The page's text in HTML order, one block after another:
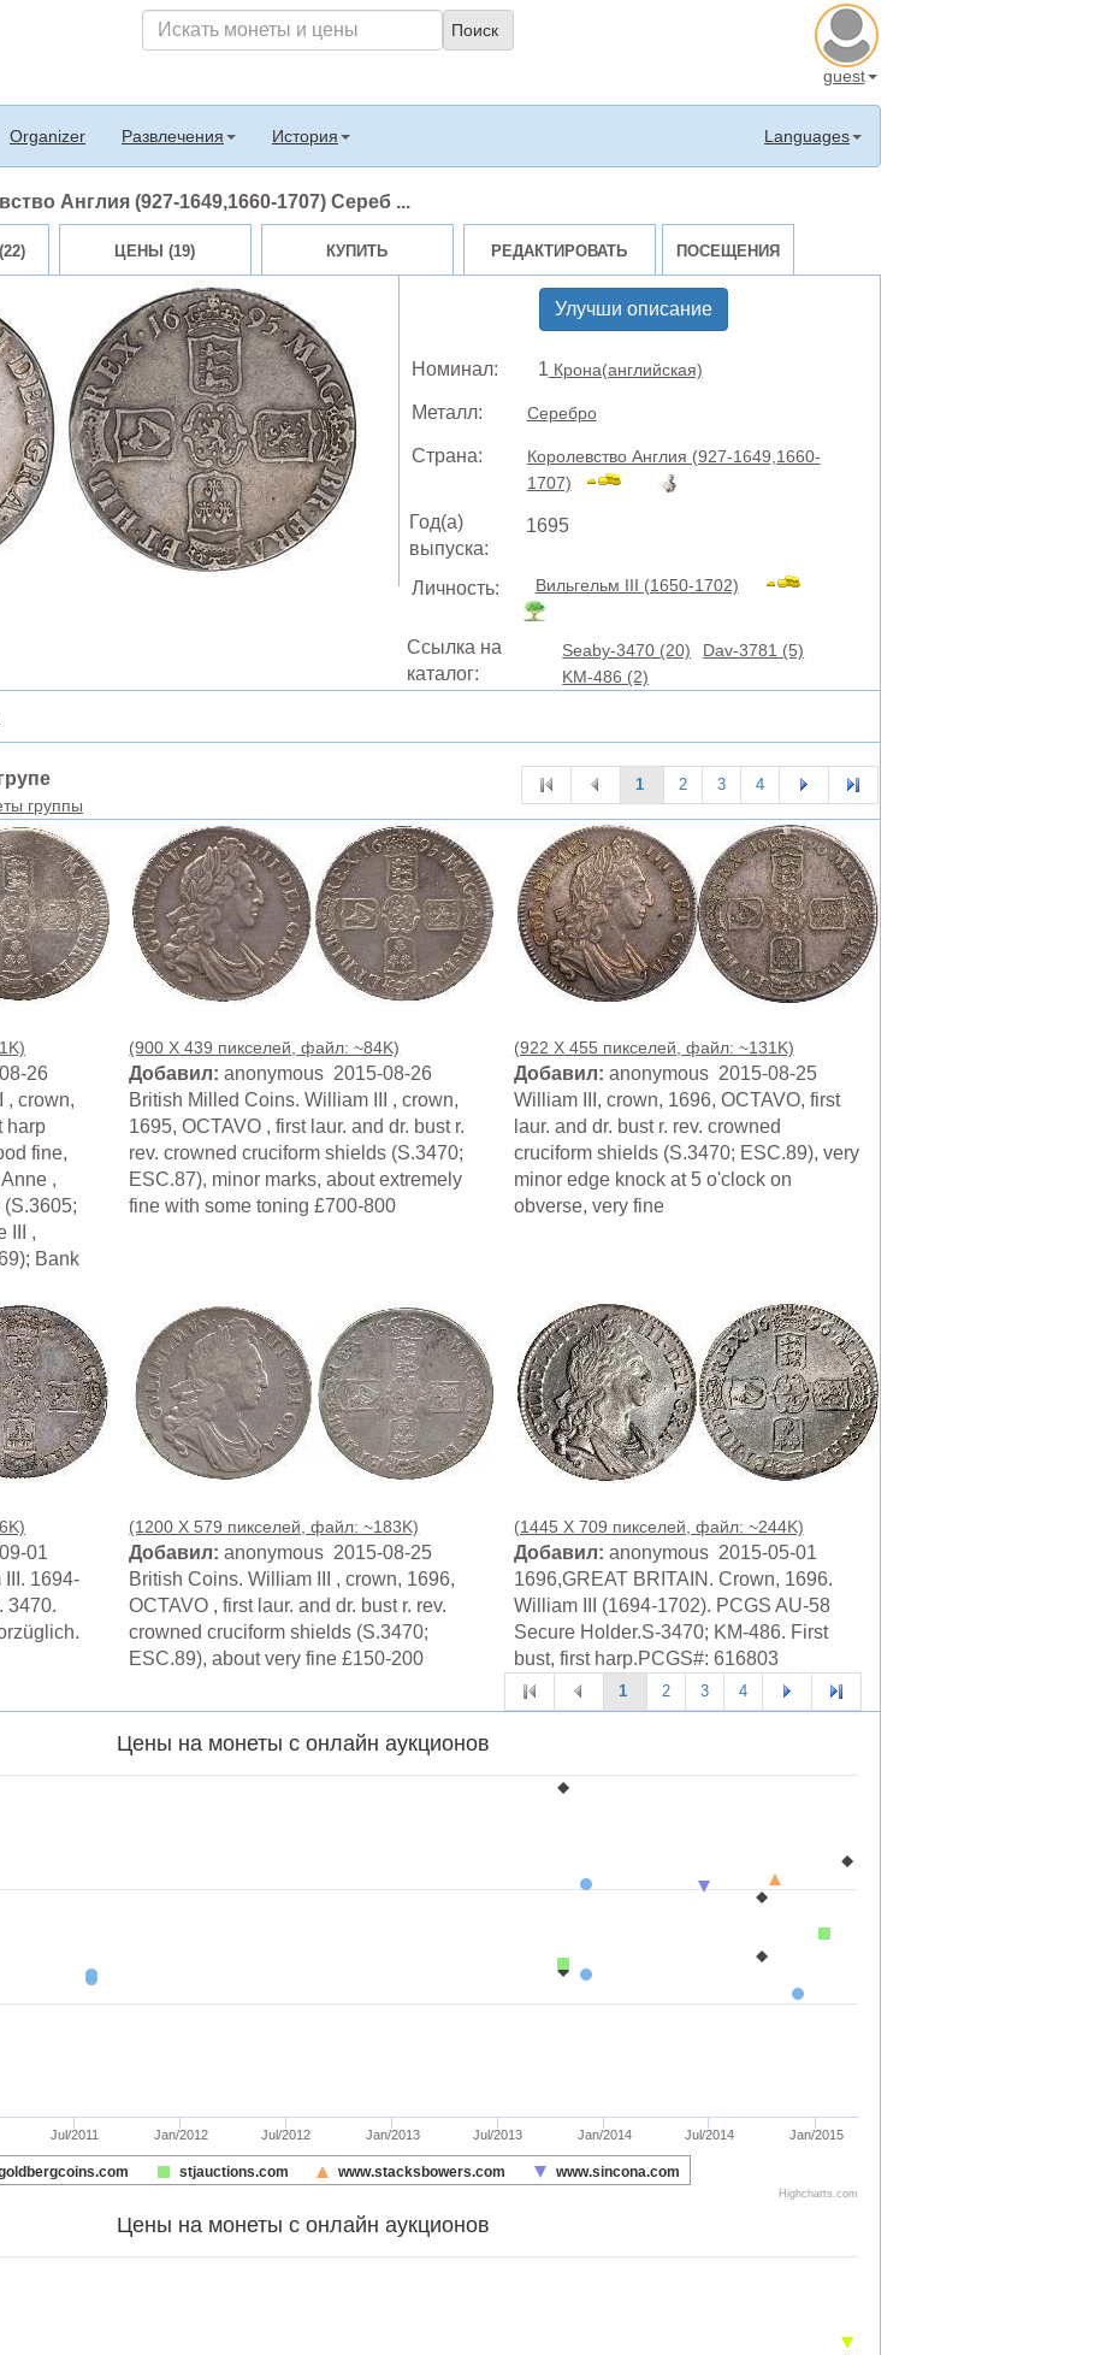
guest
Organizer Развлечения История Languages
Англия (927-1649,1660-1707) Сереб ...
ЦЕНЫ (19) КУПИТЬ РЕДАКТИРОВАТЬ ПОСЕЩЕНИЯ
Улучши описание
Номинал: 1 Крона(английская)
Металл: Серебро
Страна:
Королевство Англия (927-1649,1660-
1707)
Год(а)
выпуска:
1695
Личность: Вильгельм III (1650-1702)
Ссылка на
каталог:
Seaby-3470 (20)
Dav-3781 (5)
KM-486 (2)
группы
1 2 3 4
26
, crown,
harp
fine,
,
III ,
Bank
(900 X 439 пикселей, файл: ~84K)
Добавил: anonymous 2015-08-26
British Milled Coins. William III , crown,
1695, OCTAVO , first laur. and dr. bust r.
rev. crowned cruciform shields (S.3470;
ESC.87), minor marks, about extremely
fine with some toning £700-800
(922 X 455 пикселей, файл: ~131K)
Добавил: anonymous 2015-08-25
William III, crown, 1696, OCTAVO, first
laur. and dr. bust r. rev. crowned
cruciform shields (S.3470; ESC.89), very
minor edge knock at 5 o'clock on
obverse, very fine
01
1694-
3470.
(1200 X 579 пикселей, файл: ~183K)
Добавил: anonymous 2015-08-25
British Coins. William III , crown, 1696,
OCTAVO , first laur. and dr. bust r. rev.
crowned cruciform shields (S.3470;
ESC.89), about very fine £150-200
(1445 X 709 пикселей, файл: ~244K)
Добавил: anonymous 2015-05-01
1696,GREAT BRITAIN. Crown, 1696.
William III (1694-1702). PCGS AU-58
Secure Holder.S-3470; KM-486. First
bust, first harp.PCGS#: 616803
1 2 3 4